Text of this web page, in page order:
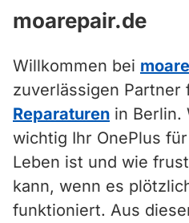
moarepair.de
Willkommen bei
zuverlässigen Partner
Reparaturen in Berlin.
wichtig Ihr OnePlus
Leben ist und wie
kann, wenn es
funktioniert. Aus